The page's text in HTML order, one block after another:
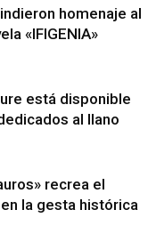
homenaje al
«IFIGENIA»
está disponible
al llano
recrea el
la gesta histórica